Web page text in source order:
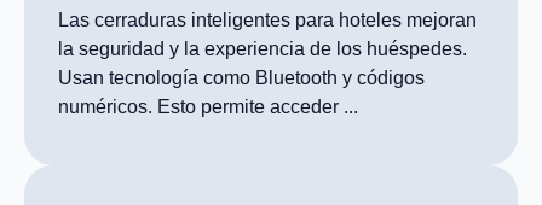
Las cerraduras inteligentes para hoteles mejoran
la seguridad y la experiencia de los huéspedes.
Usan tecnología como Bluetooth y códigos
numéricos. Esto permite acceder ...